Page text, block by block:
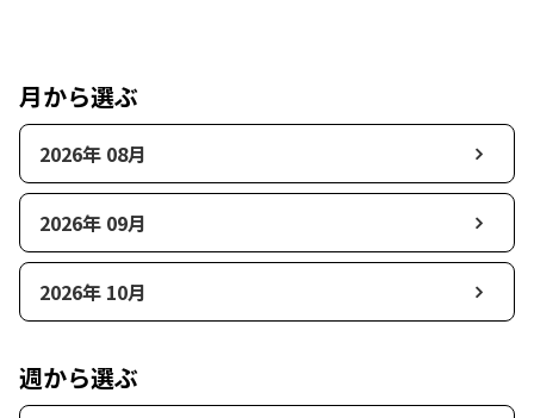
月から選ぶ
2026年 08月
2026年 09月
2026年 10月
週から選ぶ